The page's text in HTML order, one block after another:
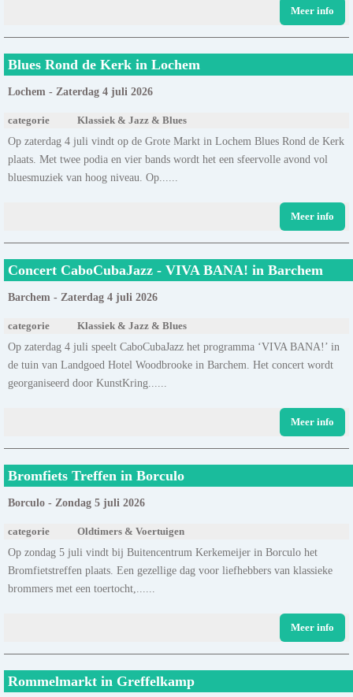
Meer info
Blues Rond de Kerk in Lochem
Lochem - Zaterdag 4 juli 2026
categorie Klassiek & Jazz & Blues
Op zaterdag 4 juli vindt op de Grote Markt in Lochem Blues Rond de Kerk
plaats. Met twee podia en vier bands wordt het een sfeervolle avond vol
bluesmuziek van hoog niveau. Op......
Meer info
Concert CaboCubaJazz - VIVA BANA! in Barchem
Barchem - Zaterdag 4 juli 2026
categorie Klassiek & Jazz & Blues
Op zaterdag 4 juli speelt CaboCubaJazz het programma ‘VIVA BANA!’ in
de tuin van Landgoed Hotel Woodbrooke in Barchem. Het concert wordt
georganiseerd door KunstKring......
Meer info
Bromfiets Treffen in Borculo
Borculo - Zondag 5 juli 2026
categorie Oldtimers & Voertuigen
Op zondag 5 juli vindt bij Buitencentrum Kerkemeijer in Borculo het
Bromfietstreffen plaats. Een gezellige dag voor liefhebbers van klassieke
brommers met een toertocht,......
Meer info
Rommelmarkt in Greffelkamp